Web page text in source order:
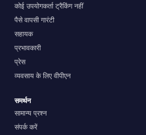
कोई उपयोगकर्ता ट्रैकिंग नहीं
पैसे वापसी गारंटी
सहायक
प्रभावकारी
प्रेस
व्यवसाय के लिए वीपीएन
समर्थन
सामान्य प्रश्न
संपर्क करें